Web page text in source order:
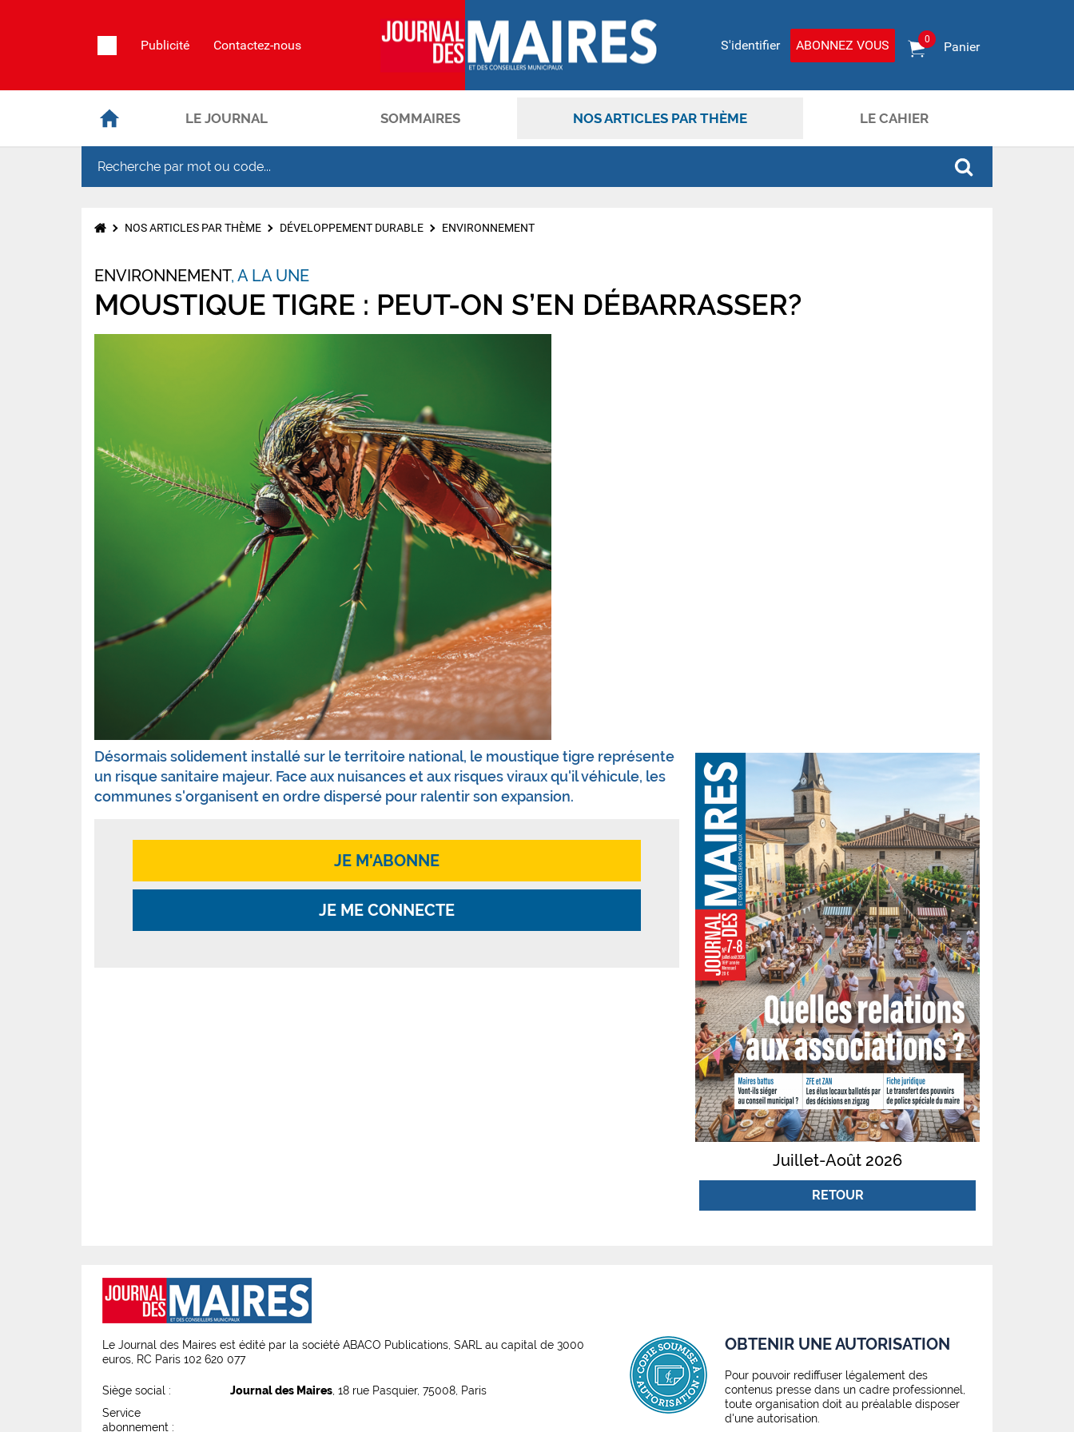
Publicité Contactez-nous S'identifier ABONNEZ VOUS Panier
0
LE JOURNAL SOMMAIRES NOS ARTICLES PAR THÈME LE CAHIER
NOS ARTICLES PAR THÈME DÉVELOPPEMENT DURABLE ENVIRONNEMENT
ENVIRONNEMENT A LA UNE
MOUSTIQUE TIGRE : PEUT-ON S’EN DÉBARRASSER?
Désormais solidement installé sur le territoire national, le moustique tigre représente
un risque sanitaire majeur. Face aux nuisances et aux risques viraux qu'il véhicule, les
communes s'organisent en ordre dispersé pour ralentir son expansion.
JE M'ABONNE
JE ME CONNECTE
Juillet-Août 2026
RETOUR
Le Journal des Maires est édité par la société ABACO Publications, SARL au capital de 3000
euros, RC Paris 102 620 077
Siège social : Journal des Maires, 18 rue Pasquier, 75008, Paris
Service
abonnement :
OBTENIR UNE AUTORISATION
Pour pouvoir rediffuser légalement des
contenus presse dans un cadre professionnel,
toute organisation doit au préalable disposer
d'une autorisation.